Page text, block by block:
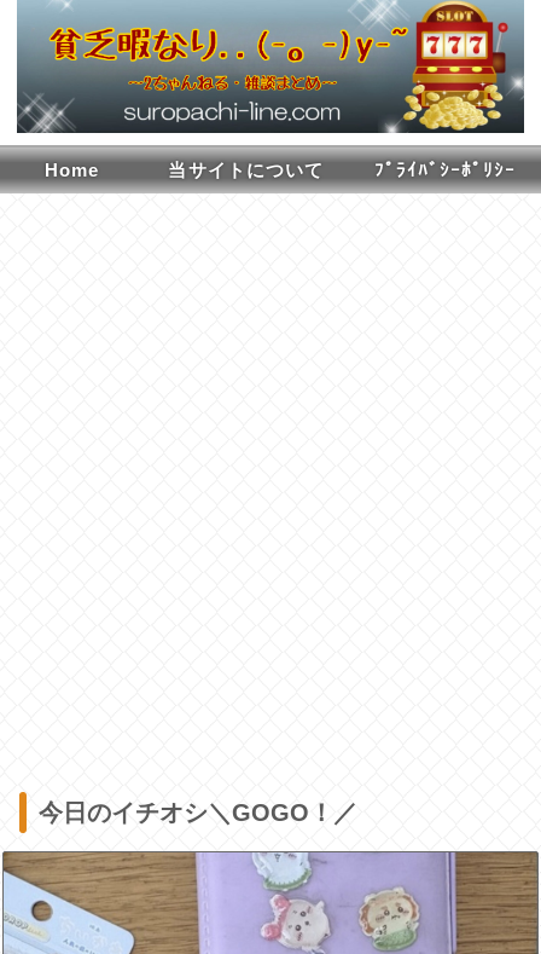
Home 当サイトについて ﾌﾟﾗｲﾊﾞｼｰﾎﾟﾘｼｰ
今日のイチオシ＼GOGO！／